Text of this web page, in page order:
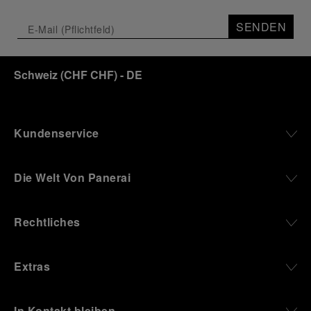
SENDEN
Schweiz(CHF CHF)- DE
Kundenservice
Die Welt Von Panerai
Rechtliches
Extras